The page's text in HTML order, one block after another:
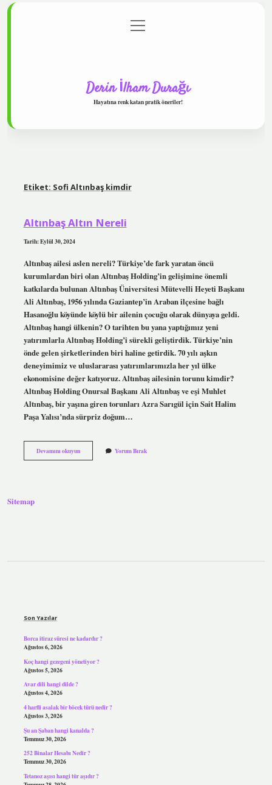
Gizlilik Politikası
menüyü
aç
Derin İlham Durağı
Hayatına renk katan pratik öneriler!
Etiket: Sofi Altınbaş kimdir
Altınbaş Altın Nereli
Tarih: Eylül 30, 2024
Altınbaş ailesi aslen nereli? Türkiye’de fark yaratan öncü
kurumlardan biri olan Altınbaş Holding’in gelişimine önemli
katkılarda bulunan Altınbaş Üniversitesi Mütevelli Heyeti Başkanı
Ali Altınbaş, 1956 yılında Gaziantep’in Araban ilçesine bağlı
Hasanoğlu köyünde köylü bir ailenin çocuğu olarak dünyaya geldi.
Altınbaş hangi ülkenin? O tarihten bu yana yaptığımız yeni
yatırımlarla Altınbaş Holding’i sürekli geliştirdik. Türkiye’nin
önde gelen şirketlerinden biri haline getirdik. 70 yılı aşkın
deneyimimiz ve uluslararası yatırımlarımızla her yıl ülke
ekonomisine değer katıyoruz. Altınbaş ailesinin torunu kimdir?
Altınbaş Holding Onursal Başkanı Ali Altınbaş ve eşi Muhlet
Altınbaş, bir yaşına giren torunları Azra Sarıgül için Sait Halim
Paşa Yalısı’nda sürpriz doğum…
Devamını okuyunAltınbaş
Altın
Yorum Bırak
Sitemap
Son Yazılar
Borca itiraz süresi ne kadardır ?
Ağustos 6, 2026
Koç hangi gezegeni yönetiyor ?
Ağustos 5, 2026
Avar dili hangi dilde ?
Ağustos 4, 2026
4 harfli asalak bir böcek türü nedir ?
Ağustos 3, 2026
Şu an Şaban hangi kanalda ?
Temmuz 30, 2026
252 Binalar Hesabı Nedir ?
Temmuz 30, 2026
Tetanoz aşısı hangi tür aşıdır ?